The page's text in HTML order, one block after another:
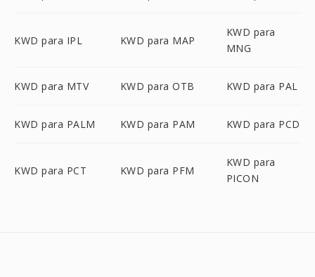
KWD para IPL KWD para MAP
KWD para
MNG
KWD para MTV KWD para OTB KWD para PAL
KWD para PALM KWD para PAM KWD para PCD
KWD para PCT KWD para PFM
KWD para
PICON